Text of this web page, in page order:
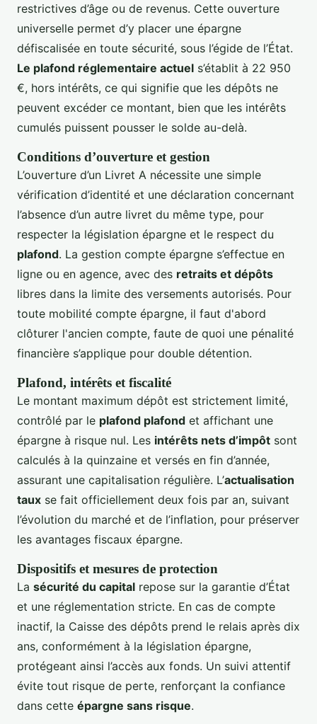
restrictives d’âge ou de revenus. Cette ouverture
universelle permet d’y placer une épargne
défiscalisée en toute sécurité, sous l’égide de l’État.
Le plafond réglementaire actuel s’établit à 22 950
€, hors intérêts, ce qui signifie que les dépôts ne
peuvent excéder ce montant, bien que les intérêts
cumulés puissent pousser le solde au-delà.
Conditions d’ouverture et gestion
L’ouverture d’un Livret A nécessite une simple
vérification d’identité et une déclaration concernant
l’absence d’un autre livret du même type, pour
respecter la législation épargne et le respect du
plafond. La gestion compte épargne s’effectue en
ligne ou en agence, avec des retraits et dépôts
libres dans la limite des versements autorisés. Pour
toute mobilité compte épargne, il faut d'abord
clôturer l'ancien compte, faute de quoi une pénalité
financière s’applique pour double détention.
Plafond, intérêts et fiscalité
Le montant maximum dépôt est strictement limité,
contrôlé par le plafond plafond et affichant une
épargne à risque nul. Les intérêts nets d’impôt sont
calculés à la quinzaine et versés en fin d’année,
assurant une capitalisation régulière. L’actualisation
taux se fait officiellement deux fois par an, suivant
l’évolution du marché et de l’inflation, pour préserver
les avantages fiscaux épargne.
Dispositifs et mesures de protection
La sécurité du capital repose sur la garantie d’État
et une réglementation stricte. En cas de compte
inactif, la Caisse des dépôts prend le relais après dix
ans, conformément à la législation épargne,
protégeant ainsi l’accès aux fonds. Un suivi attentif
évite tout risque de perte, renforçant la confiance
dans cette épargne sans risque.